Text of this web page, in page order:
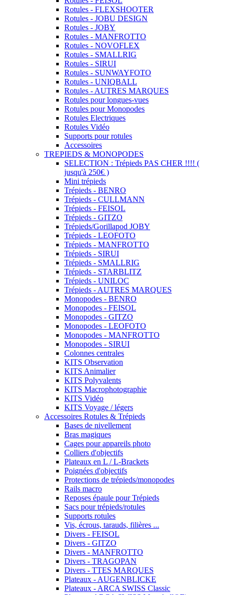
Rotules - FLEXSHOOTER
Rotules - JOBU DESIGN
Rotules - JOBY
Rotules - MANFROTTO
Rotules - NOVOFLEX
Rotules - SMALLRIG
Rotules - SIRUI
Rotules - SUNWAYFOTO
Rotules - UNIQBALL
Rotules - AUTRES MARQUES
Rotules pour longues-vues
Rotules pour Monopodes
Rotules Electriques
Rotules Vidéo
Supports pour rotules
Accessoires
TREPIEDS & MONOPODES
SELECTION : Trépieds PAS CHER !!!! (
jusqu'à 250€ )
Mini trépieds
Trépieds - BENRO
Trépieds - CULLMANN
Trépieds - FEISOL
Trépieds - GITZO
Trépieds/Gorillapod JOBY
Trépieds - LEOFOTO
Trépieds - MANFROTTO
Trépieds - SIRUI
Trépieds - SMALLRIG
Trépieds - STARBLITZ
Trépieds - UNILOC
Trépieds - AUTRES MARQUES
Monopodes - BENRO
Monopodes - FEISOL
Monopodes - GITZO
Monopodes - LEOFOTO
Monopodes - MANFROTTO
Monopodes - SIRUI
Colonnes centrales
KITS Observation
KITS Animalier
KITS Polyvalents
KITS Macrophotographie
KITS Vidéo
KITS Voyage / légers
Accessoires Rotules & Trépieds
Bases de nivellement
Bras magiques
Cages pour appareils photo
Colliers d'objectifs
Plateaux en L / L-Brackets
Poignées d'objectifs
Protections de trépieds/monopodes
Rails macro
Reposes épaule pour Trépieds
Sacs pour trépieds/rotules
Supports rotules
Vis, écrous, tarauds, filières ...
Divers - FEISOL
Divers - GITZO
Divers - MANFROTTO
Divers - TRAGOPAN
Divers - TTES MARQUES
Plateaux - AUGENBLICKE
Plateaux - ARCA SWISS Classic